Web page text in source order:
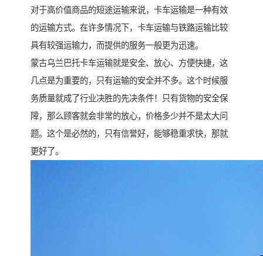
对于高价值商品的短途运输来说，卡车运输是一种有效
的运输方式。在许多情况下，卡车运输与铁路运输比较
具有较强运输力，而提供的服务一般更为迅速。
蒙古乌兰巴托卡车运输就是安全、放心、方便快捷，这
几点是为重要的，只有运输的安全并不多。这个时候服
务质量就成了行业决胜的先决条件！只有货物的安全保
障，那么顾客就会非常的放心，价格多少并不是太大问
题。这个是必然的，只有信誉好，能够稳重求快，那就
更好了。